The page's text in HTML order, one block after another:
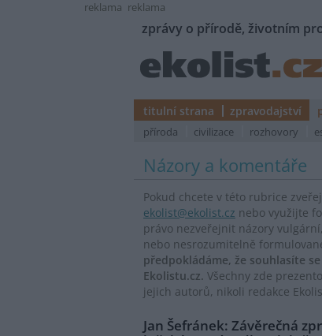
reklama reklama
zprávy o přírodě, životním
titulní strana zpravodajství
příroda civilizace rozhovory
Názory a komentáře
Pokud chcete v této rubrice
ekolist@ekolist.cz nebo využijte
právo nezveřejnit názory
nebo nesrozumitelně
předpokládáme, že souhlasíte
Ekolistu.cz. Všechny zde
jejich autorů, nikoli redakce
Jan Šefránek: Závěrečná